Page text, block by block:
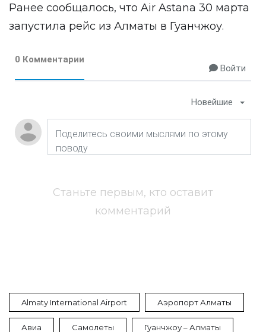
Ранее сообщалось, что Air Astana 30 марта
запустила рейс из Алматы в Гуанчжоу.
0 Комментарии
Войти
Новейшие
Станьте первым, кто оставит
комментарий
Almaty International Airport Аэропорт Алматы
Авиа Самолеты Гуанчжоу – Алматы